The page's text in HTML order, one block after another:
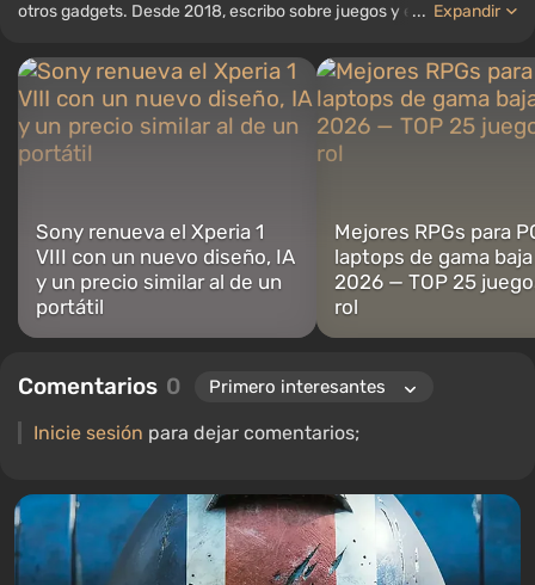
otros gadgets. Desde 2018, escribo sobre juegos y equipos; mi
permitido comprender bien los matices de las tecnologías de
audio, y mi amor por la electrónica me ha llevado a estudiar el
interior de las PC, por lo que siempre estoy en busca de algo
nuevo e interesante en el ámbito del hardware para juegos.
... Expandir
Sony renueva el Xperia 1
VIII con un nuevo diseño, IA
y un precio similar al de un
portátil
Mejores RPGs para
laptops de gama
2026 — TOP 25
rol
Comentarios 0
Inicie sesión para dejar comentarios;